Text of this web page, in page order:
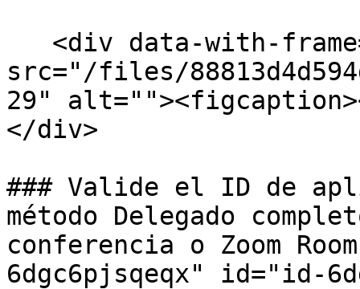
src="/files/
29"
</div>
### Valide el ID de
método Delegado
conferencia o Zoom
6dgc6pjsqeqx" id="id-